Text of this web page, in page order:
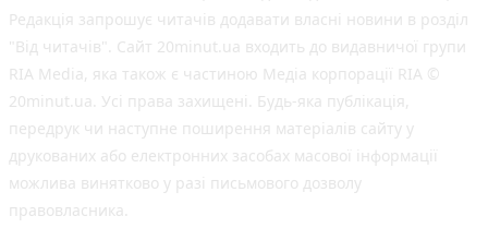
Редакція запрошує читачів додавати власні новини в розділ
"Від читачів". Сайт 20minut.ua входить до видавничої групи
RIA Media, яка також є частиною Медіа корпорації RIA ©
20minut.ua. Усі права захищені. Будь-яка публiкацiя,
передрук чи наступне поширення матеріалів сайту у
друкованих або електронних засобах масової інформації
можлива винятково у разі письмового дозволу
правовласника.